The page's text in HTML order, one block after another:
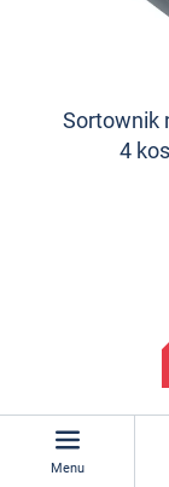
Sortownik
4
Menu